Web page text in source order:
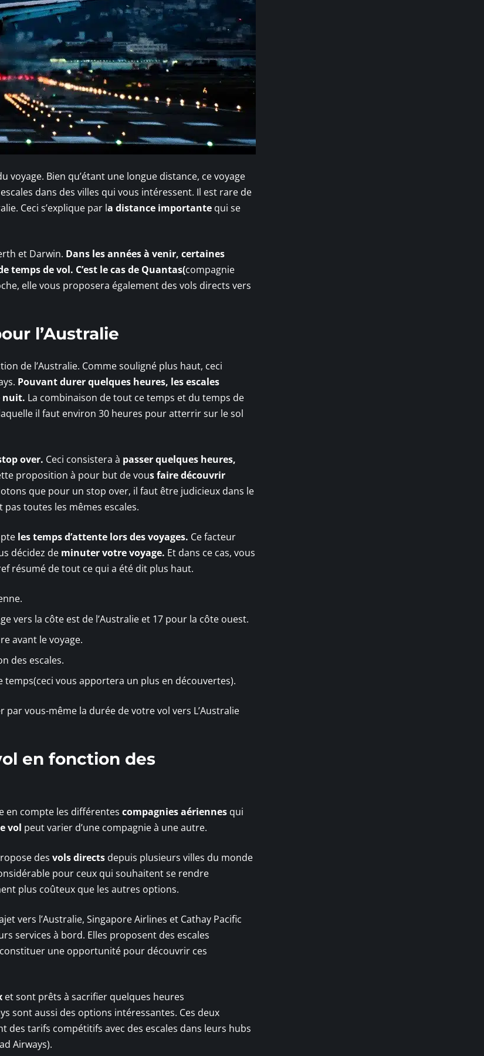
Bien qu’étant une longue distance, ce voyage
dans des villes qui vous intéressent. Il est rare de
Ceci s’explique par la distance importante qui se
et Darwin. Dans les années à venir, certaines
temps de vol. C’est le cas de Quantas(compagnie
elle vous proposera également des vols directs vers
l’Australie
de l’Australie. Comme souligné plus haut, ceci
Pouvant durer quelques heures, les escales
nuit. La combinaison de tout ce temps et du temps de
il faut environ 30 heures pour atterrir sur le sol
over. Ceci consistera à passer quelques heures,
proposition à pour but de vous faire découvrir
que pour un stop over, il faut être judicieux dans le
toutes les mêmes escales.
les temps d’attente lors des voyages. Ce facteur
décidez de minuter votre voyage. Et dans ce cas, vous
résumé de tout ce qui a été dit plus haut.
la côte est de l’Australie et 17 pour la côte ouest.
avant le voyage.
des escales.
vous apportera un plus en découvertes).
vous-même la durée de votre vol vers L’Australie
en fonction des
en compte les différentes compagnies aériennes qui
vol peut varier d’une compagnie à une autre.
des vols directs depuis plusieurs villes du monde
pour ceux qui souhaitent se rendre
plus coûteux que les autres options.
vers l’Australie, Singapore Airlines et Cathay Pacific
services à bord. Elles proposent des escales
une opportunité pour découvrir ces
et sont prêts à sacrifier quelques heures
sont aussi des options intéressantes. Ces deux
des tarifs compétitifs avec des escales dans leurs hubs
Airways).